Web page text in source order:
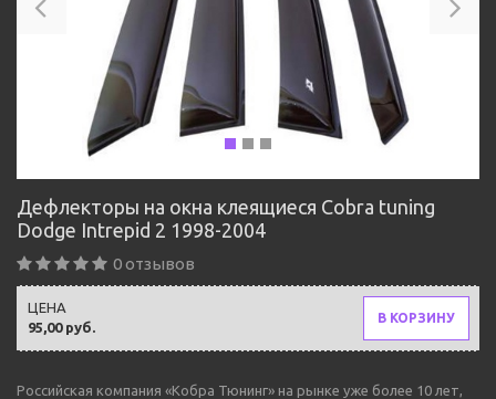
Дефлекторы на окна клеящиеся Cobra tuning
Dodge Intrepid 2 1998-2004
0 отзывов
95,00 руб.
ЦЕНА
В КОРЗИНУ
Российская компания «Кобра Тюнинг» на рынке уже более 10 лет,